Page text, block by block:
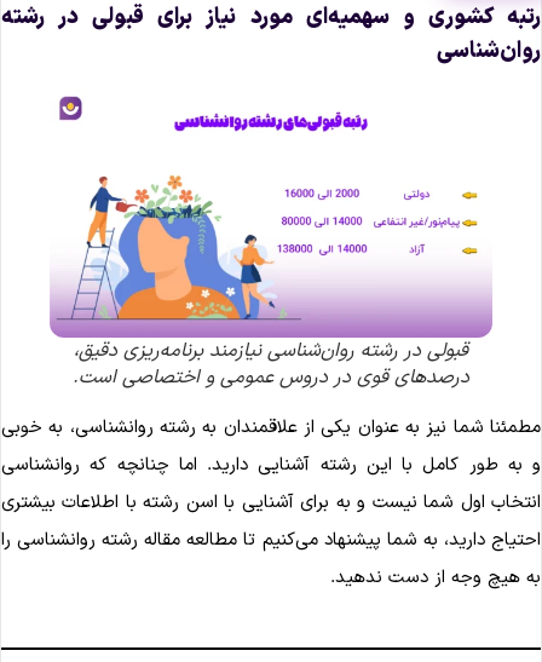
کشوری و سهمیه‌ای مورد نیاز برای قبولی در رشته
قبولی در رشته روان‌شناسی نیازمند برنامه‌ریزی دقیق،
درصدهای قوی در دروس عمومی و اختصاصی است.
شما نیز به عنوان یکی از علاقمندان به رشته روانشناسی، به خوبی
به طور کامل با این رشته آشنایی دارید. اما چنانچه که روانشناسی
اول شما نیست و به برای آشنایی با اسن رشته با اطلاعات بیشتری
دارید، به شما پیشنهاد می‌کنیم تا مطالعه مقاله رشته روانشناسی را
هیچ وجه از دست ندهید.